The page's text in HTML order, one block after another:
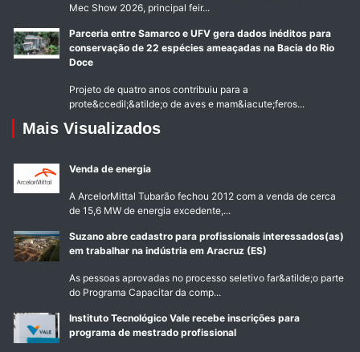
Mec Show 2026, principal feir...
Parceria entre Samarco e UFV gera dados inéditos para
conservação de 22 espécies ameaçadas na Bacia do Rio
Doce
Projeto de quatro anos contribuiu para a
prote&ccedil;&atilde;o de aves e mam&iacute;feros...
Mais Visualizados
Venda de energia
A ArcelorMittal Tubarão fechou 2012 com a venda de cerca
de 15,6 MW de energia excedente,...
Suzano abre cadastro para profissionais interessados(as)
em trabalhar na indústria em Aracruz (ES)
As pessoas aprovadas no processo seletivo far&atilde;o parte
do Programa Capacitar da comp...
Instituto Tecnológico Vale recebe inscrições para
programa de mestrado profissional